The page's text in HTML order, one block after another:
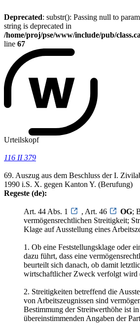
Deprecated: substr(): Passing null to
string is deprecated in
/home/proj/pse/www/include/pub/
line 67
Urteilskopf
116 II 379
69. Auszug aus dem Beschluss der I.
1990 i.S. X. gegen Kanton Y. (Berufung)
Regeste (de):
Art. 44 Abs. 1 , Art. 46 OG;
vermögensrechtlichen Streitigkeit;
Klage auf Ausstellung eines
1. Ob eine Feststellungsklage oder
dazu führt, dass eine
beurteilt sich danach, ob damit
wirtschaftlicher Zweck verfolgt wird
2. Streitigkeiten betreffend die
von Arbeitszeugnissen sind
Bestimmung der Streitwerthöhe ist
übereinstimmenden Angaben der